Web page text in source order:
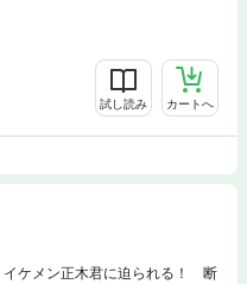
試し読み カートへ
イケメン正木君に迫られる！ 断